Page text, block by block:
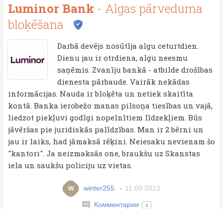
Luminor Bank - Algas pārveduma
bloķēšana
Darbā devējs nosūtīja algu ceturtdien.
Dienu jau ir otrdiena, algu neesmu
saņēmis. Zvanīju bankā - atbilde drošības
dienesta pārbaude. Vairāk nekādas
informācijas. Nauda ir bloķēta un netiek skaitīta
kontā. Banka ierobežo manas pilsoņa tiesības un vajā,
liedzot piekļuvi godīgi nopelnītiem līdzekļiem. Būs
jāvēršas pie juridiskās palīdzības. Man ir 2 bērni un
jau ir laiks, had jāmaksā rēķini. Neiesaku nevienam šo
"kantori". Ja neizmaksās one, braukšu uz Skanstas
iela un saukšu policiju uz vietas.
W winter255 11.09.2023
Комментарии 4